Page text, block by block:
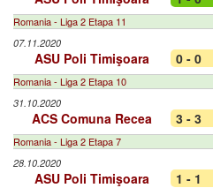
Romania - Liga 2 Etapa 11
07.11.2020
ASU Poli Timişoara 0 - 0
Romania - Liga 2 Etapa 10
31.10.2020
ACS Comuna Recea 3 - 3
Romania - Liga 2 Etapa 7
28.10.2020
ASU Poli Timişoara 1 - 1